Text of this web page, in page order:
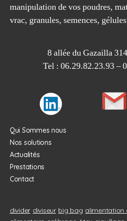
manipulation de vos poudres,
vrac, granules, semences,
8 allée du Gazailla
Tel : 06.29.82.23.93 –
Qui Sommes nous
Nos solutions
Actualités
Prestations
Contact
divider diviseur big bag alimentation